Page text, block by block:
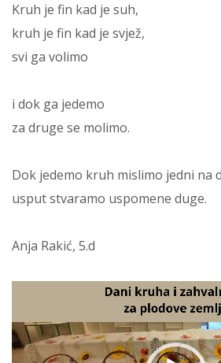
Kruh je fin kad je suh,
kruh je fin kad je svjež,
svi ga volimo
i dok ga jedemo
za druge se molimo.
Dok jedemo kruh mislimo jedni na
usput stvaramo uspomene duge.
Anja Rakić, 5.d
Reproduktor videozapisa